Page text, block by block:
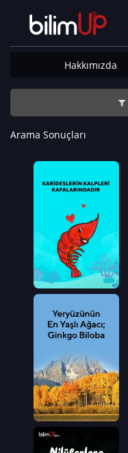
Hakkımızda
Arama Sonuçları